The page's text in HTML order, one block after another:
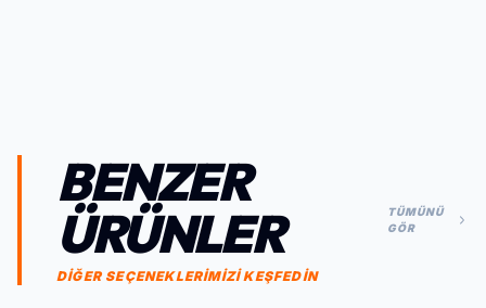
BENZER
ÜRÜNLER
DİĞER SEÇENEKLERİMİZİ KEŞFEDİN
TÜMÜNÜ
GÖR